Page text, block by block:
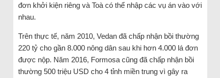
đơn khởi kiện riêng và Toà có thể nhập các vụ án vào với
nhau.
Trên thực tế, năm 2010, Vedan đã chấp nhận bồi thường
220 tỷ cho gần 8.000 nông dân sau khi hơn 4.000 lá đơn
được nộp. Năm 2016, Formosa cũng đã chấp nhận bồi
thường 500 triệu USD cho 4 tỉnh miền trung vì gây ra